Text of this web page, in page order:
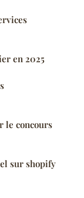
en 2025
le concours
sur shopify